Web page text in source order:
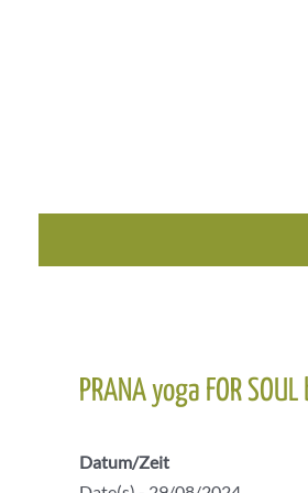
PRANA yoga FOR
Datum/Zeit